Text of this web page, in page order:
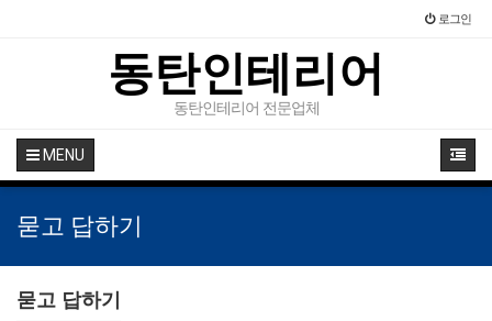
로그인
동탄인테리어
동탄인테리어 전문업체
MENU
묻고 답하기
묻고 답하기